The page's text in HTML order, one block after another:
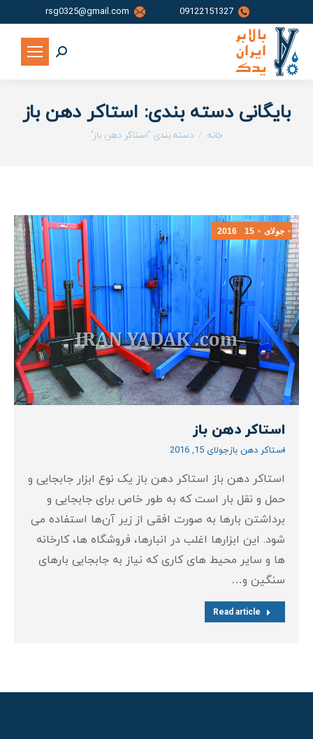
09122151327
rsg0325@gmail.com
جستجو:
بایگانی دسته بندی: استاکر دهن باز
شما اینجا هستید:
خانه دسته بندی "استاکر دهن باز"
جولای 15
2016
استاکر دهن باز
استاکر دهن بازجولای 15, 2016
استاکر دهن باز استاکر دهن باز یک نوع ابزار جابجایی و
حمل و نقل بار است که به طور خاص برای جابجایی و
برداشتن بارها به صورت افقی از زیر آن‌ها استفاده می‌
شود. این ابزارها اغلب در انبارها، فروشگاه‌ ها، کارخانه‌
ها و سایر محیط‌ های کاری که نیاز به جابجایی بارهای
سنگین و…
Read article